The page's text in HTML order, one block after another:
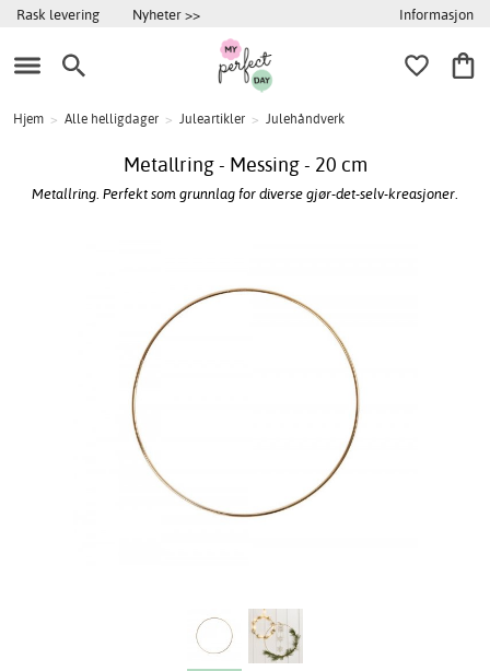
Rask levering Nyheter >> Informasjon
Hjem > Alle helligdager > Juleartikler > Julehåndverk
Metallring - Messing - 20 cm
Metallring. Perfekt som grunnlag for diverse gjør-det-selv-kreasjoner.